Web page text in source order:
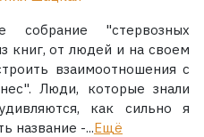
"стервозных
книг, от людей и на своем
взаимоотношения с
Люди, которые знали
как сильно я
название -...Ещё